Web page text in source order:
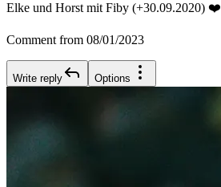
Elke und Horst mit Fiby (+30.09.2020) ❤️
Comment from 08/01/2023
Write reply Options